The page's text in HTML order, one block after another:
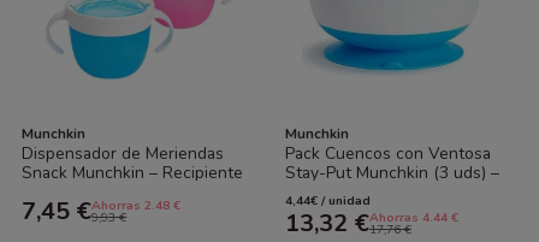
Munchkin
Dispensador de Meriendas
Snack Munchkin – Recipiente
Ideal...
7,45 €Ahorras 2.48 €
9,93 €
Munchkin
Pack Cuencos con Ventosa
Stay-Put Munchkin (3 uds) –
Boles Antideslizantes para
Bebé |...
4,44€ / unidad
13,32 €Ahorras 4.44 €
17,76 €